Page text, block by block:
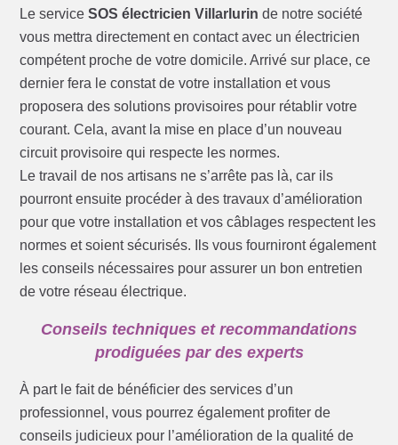
Le serviceSOS électricien Villarlurin de notre société
vous mettra directement en contact avec un électricien
compétent proche de votre domicile. Arrivé sur place, ce
dernier fera le constat de votre installation et vous
proposera des solutions provisoires pour rétablir votre
courant. Cela, avant la mise en place d’un nouveau
circuit provisoire qui respecte les normes.
Le travail de nos artisans ne s’arrête pas là, car ils
pourront ensuite procéder à des travaux d’amélioration
pour que votre installation et vos câblages respectent les
normes et soient sécurisés. Ils vous fourniront également
les conseils nécessaires pour assurer un bon entretien
de votre réseau électrique.
Conseils techniques et recommandations
prodiguées par des experts
À part le fait de bénéficier des services d’un
professionnel, vous pourrez également profiter de
conseils judicieux pour l’amélioration de la qualité de